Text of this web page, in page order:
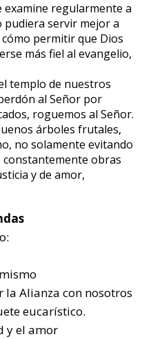
examine regularmente a
pudiera servir mejor a
permitir que Dios
más fiel al evangelio,
templo de nuestros
al Señor por
roguemos al Señor.
árboles frutales,
no solamente evitando
constantemente obras
y de amor,
la Alianza con nosotros
eucarístico.
y el amor